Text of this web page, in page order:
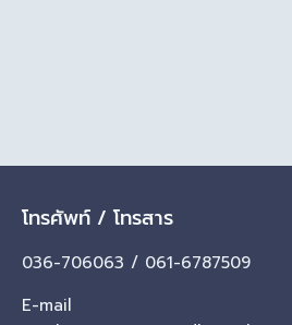
โทรศัพท์ / โทรสาร
036-706063 / 061-6787509
E-mail